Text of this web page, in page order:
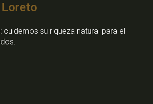
Loreto
cuidemos su riqueza natural para el